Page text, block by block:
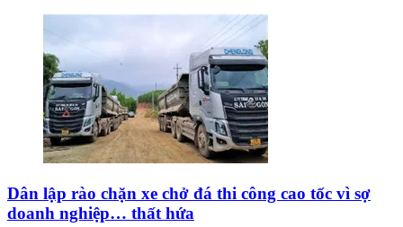
Dân lập rào chặn xe chở đá thi công cao tốc vì sợ
doanh nghiệp… thất hứa